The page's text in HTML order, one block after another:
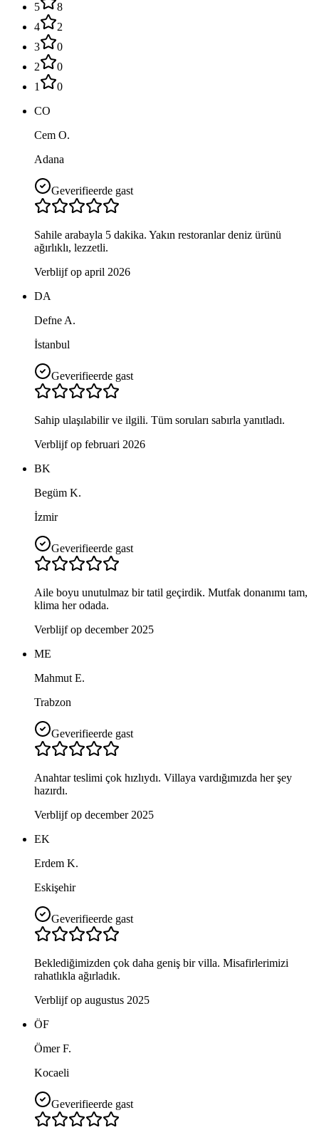
5
8
4
2
3
0
2
0
1
0
CO
Cem O.
Adana
Geverifieerde gast
Sahile arabayla 5 dakika. Yakın restoranlar deniz ürünü
ağırlıklı, lezzetli.
Verblijf op april 2026
DA
Defne A.
İstanbul
Geverifieerde gast
Sahip ulaşılabilir ve ilgili. Tüm soruları sabırla yanıtladı.
Verblijf op februari 2026
BK
Begüm K.
İzmir
Geverifieerde gast
Aile boyu unutulmaz bir tatil geçirdik. Mutfak donanımı tam,
klima her odada.
Verblijf op december 2025
ME
Mahmut E.
Trabzon
Geverifieerde gast
Anahtar teslimi çok hızlıydı. Villaya vardığımızda her şey
hazırdı.
Verblijf op december 2025
EK
Erdem K.
Eskişehir
Geverifieerde gast
Beklediğimizden çok daha geniş bir villa. Misafirlerimizi
rahatlıkla ağırladık.
Verblijf op augustus 2025
ÖF
Ömer F.
Kocaeli
Geverifieerde gast